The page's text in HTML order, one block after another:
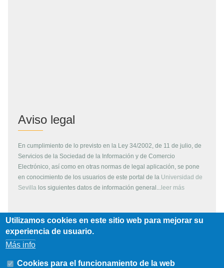
Aviso legal
En cumplimiento de lo previsto en la Ley 34/2002, de 11 de julio, de
Servicios de la Sociedad de la Información y de Comercio
Electrónico, así como en otras normas de legal aplicación, se pone
en conocimiento de los usuarios de este portal de la Universidad de
Sevilla los siguientes datos de información general... leer más
Copyright
Todos los contenidos de este servidor WEB, son propiedad de la
Universidad de Sevilla, si no se indica lo contrario. Pueden ser
Utilizamos cookies en este sitio web para mejorar su
experiencia de usuario.
Más info
Cookies para el funcionamiento de la web